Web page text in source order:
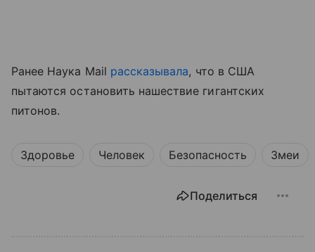
Ранее Наука Mail рассказывала, что в США
пытаются остановить нашествие гигантских
питонов.
Здоровье Человек Безопасность Змеи
Поделиться